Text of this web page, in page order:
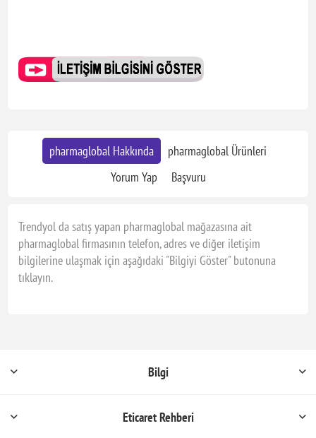
pharmaglobal Hakkında
pharmaglobal Ürünleri
Yorum Yap
Başvuru
Trendyol da satış yapan pharmaglobal mağazasına ait
pharmaglobal firmasının telefon, adres ve diğer iletişim
bilgilerine ulaşmak için aşağıdaki "Bilgiyi Göster" butonuna
tıklayın.
Bilgi
Eticaret Rehberi